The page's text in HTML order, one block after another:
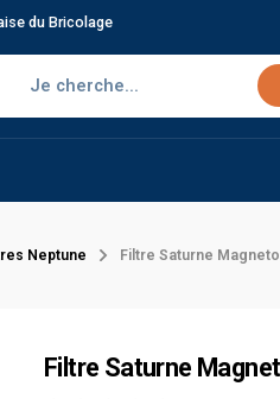
du Bricolage
Neptune Filtre Saturne
Filtre Saturne